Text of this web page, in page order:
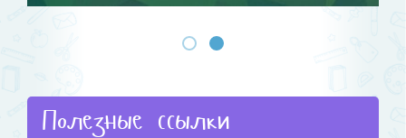
Полезные ссылки